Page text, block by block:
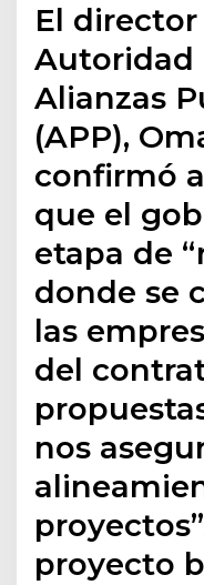
El
Autoridad
Alianzas
(APP),
confirmó a
que el
etapa de
donde se
las
del
nos
proyecto